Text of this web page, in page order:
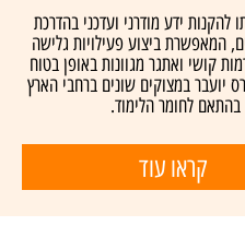
להקנות ידע מודרני ועדכני בהדרכת
המאפשרת ביצוע פעילויות גלישה
קושי ואתגר מגוונות באופן בטוח
יועבר במצוקים שונים ברחבי הארץ
בהתאם לחומר הלימוד.
קראו עוד